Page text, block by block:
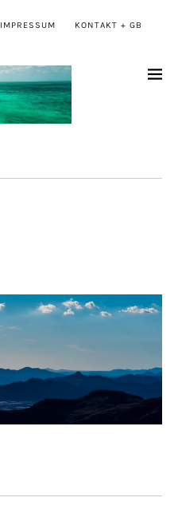
IMPRESSUM KONTAKT + GB